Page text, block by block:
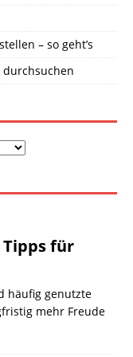
– so geht’s
durchsuchen
Tipps für
häufig genutzte
mehr Freude